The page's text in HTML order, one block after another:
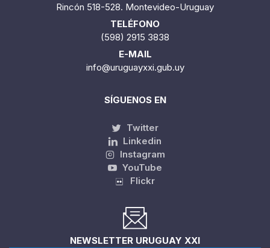
Rincón 518-528. Montevideo-Uruguay
TELÉFONO
(598) 2915 3838
E-MAIL
info@uruguayxxi.gub.uy
SÍGUENOS EN
Twitter
Linkedin
Instagram
YouTube
Flickr
NEWSLETTER URUGUAY XXI